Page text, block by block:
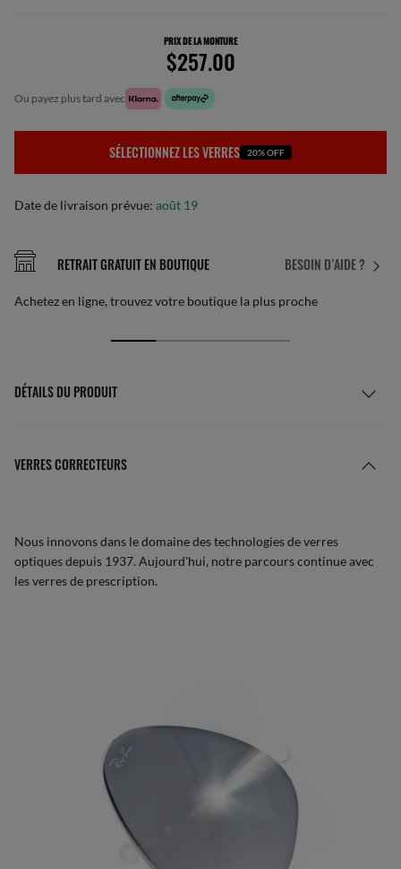
PRIX DE LA MONTURE
$257.00
ou payez plus tard avec
SÉLECTIONNEZ LES VERRES 20% OFF
Date de livraison prévue: août 19
BESOIN D’AIDE ?
RETRAIT GRATUIT EN BOUTIQUE
Achetez en ligne, trouvez votre boutique la plus proche
DÉTAILS DU PRODUIT
VERRES CORRECTEURS
Nous innovons dans le domaine des technologies de verres
optiques depuis 1937. Aujourd'hui, notre parcours continue avec
les verres de prescription.